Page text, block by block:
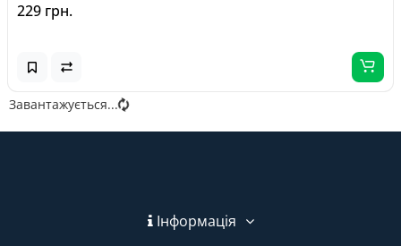
229 грн.
Завантажується...
Інформація